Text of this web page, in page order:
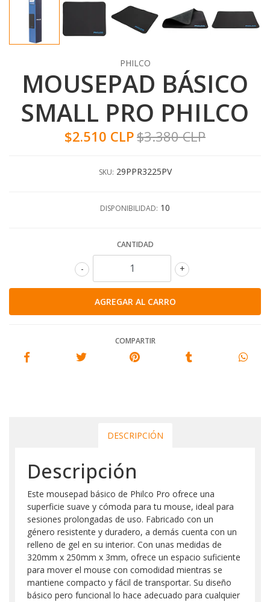
PHILCO
MOUSEPAD BÁSICO
SMALL PRO PHILCO
$2.510 CLP$3.380 CLP
SKU: 29PPR3225PV
DISPONIBILIDAD: 10
CANTIDAD
+
-
COMPARTIR
DESCRIPCIÓN
Descripción
Este mousepad básico de Philco Pro ofrece una
superficie suave y cómoda para tu mouse, ideal para
sesiones prolongadas de uso. Fabricado con un
género resistente y duradero, a demás cuenta con un
relleno de gel en su interior. Con unas medidas de
320mm x 250mm x 3mm, ofrece un espacio suficiente
para mover el mouse con comodidad mientras se
mantiene compacto y fácil de transportar. Su diseño
básico pero funcional lo hace adecuado para cualquier